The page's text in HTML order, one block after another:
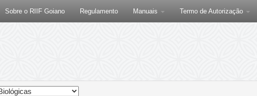
Sobre o RIIF Goiano Regulamento Manuais Termo de Autorização